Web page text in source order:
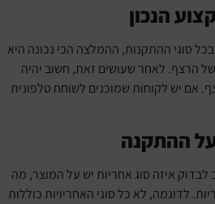
ההתקנות, ההמלצה הכי נכונה היא
לאחר שעושים זאת, חשוב יהיה
שמוכנים לשוחח טלפונית
סוג אחריות יש על המוצר, מה
לא כל סוגי האחריויות כוללות